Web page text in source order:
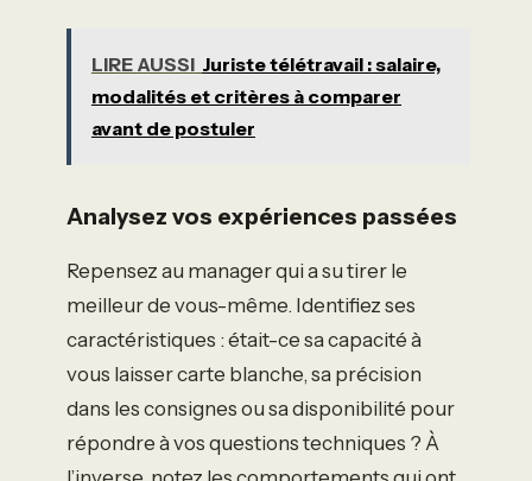
LIRE AUSSI Juriste télétravail : salaire,
modalités et critères à comparer
avant de postuler
Analysez vos expériences passées
Repensez au manager qui a su tirer le
meilleur de vous-même. Identifiez ses
caractéristiques : était-ce sa capacité à
vous laisser carte blanche, sa précision
dans les consignes ou sa disponibilité pour
répondre à vos questions techniques ? À